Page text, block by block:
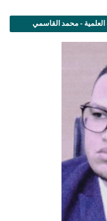
العلمية - محمد القاسمي